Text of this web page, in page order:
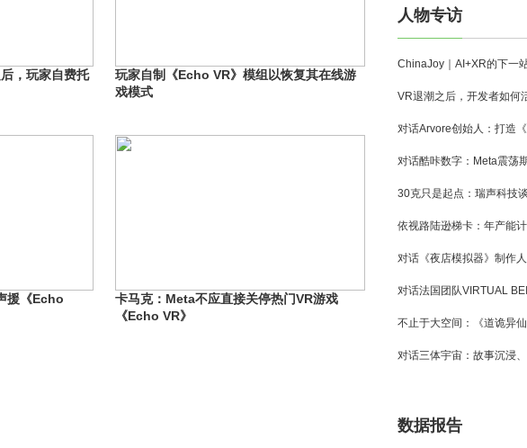
，玩家自费托
玩家自制《Echo VR》模组以恢复其在线游
戏模式
援《Echo
卡马克：Meta不应直接关停热门VR游戏
《Echo VR》
人物专访
数据报告